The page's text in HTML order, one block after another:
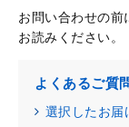
お問い合わせの前
お読みください。
よくあるご質
選択したお届